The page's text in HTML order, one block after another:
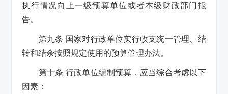
执行情况向上一级预算单位或者本级财政部门报
告。
第九条 国家对行政单位实行收支统一管理、结
转和结余按照规定使用的预算管理办法。
第十条 行政单位编制预算，应当综合考虑以下
因素：